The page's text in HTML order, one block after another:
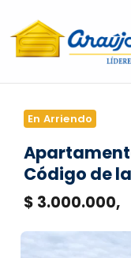
En Arriendo
Código de
$ 3.000.000,